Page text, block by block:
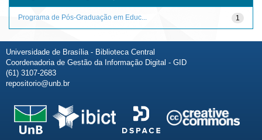
1
Programa de Pós-Graduação em Educ...
Universidade de Brasília - Biblioteca Central
Coordenadoria de Gestão da Informação Digital - GID
(61) 3107-2683
repositorio@unb.br